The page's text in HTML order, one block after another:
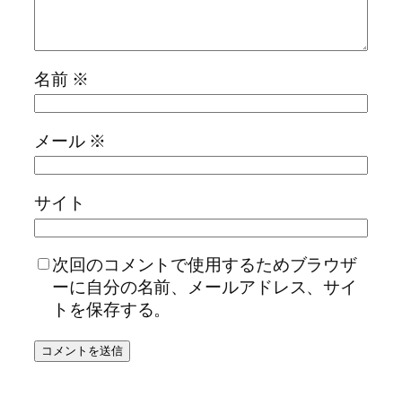
名前 ※
メール ※
サイト
次回のコメントで使用するためブラウザ
ーに自分の名前、メールアドレス、サイ
トを保存する。